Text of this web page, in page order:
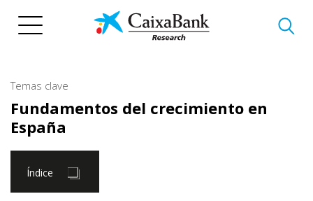
Temas clave
Fundamentos del crecimiento en
España
Índice